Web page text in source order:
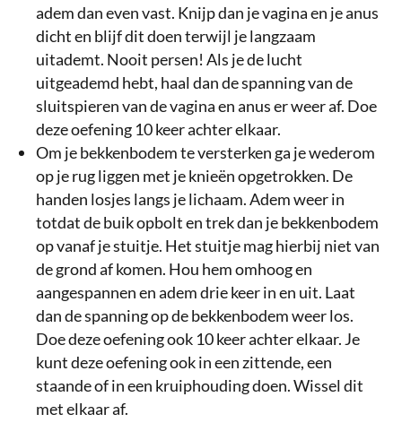
adem dan even vast. Knijp dan je vagina en je anus
dicht en blijf dit doen terwijl je langzaam
uitademt. Nooit persen! Als je de lucht
uitgeademd hebt, haal dan de spanning van de
sluitspieren van de vagina en anus er weer af. Doe
deze oefening 10 keer achter elkaar.
Om je bekkenbodem te versterken ga je wederom
op je rug liggen met je knieën opgetrokken. De
handen losjes langs je lichaam. Adem weer in
totdat de buik opbolt en trek dan je bekkenbodem
op vanaf je stuitje. Het stuitje mag hierbij niet van
de grond af komen. Hou hem omhoog en
aangespannen en adem drie keer in en uit. Laat
dan de spanning op de bekkenbodem weer los.
Doe deze oefening ook 10 keer achter elkaar. Je
kunt deze oefening ook in een zittende, een
staande of in een kruiphouding doen. Wissel dit
met elkaar af.